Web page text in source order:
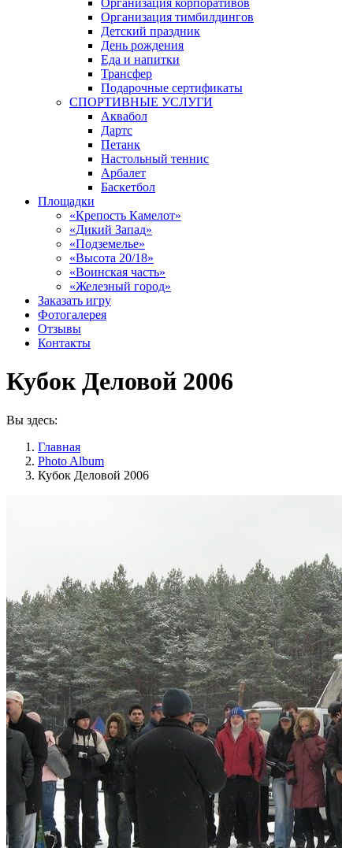
Организация корпоративов
Организация тимбилдингов
Детский праздник
День рождения
Еда и напитки
Трансфер
Подарочные сертификаты
СПОРТИВНЫЕ УСЛУГИ
Аквабол
Дартс
Петанк
Настольный теннис
Арбалет
Баскетбол
Площадки
«Крепость Камелот»
«Дикий Запад»
«Подземелье»
«Высота 20/18»
«Воинская часть»
«Железный город»
Заказать игру
Фотогалерея
Отзывы
Контакты
Кубок Деловой 2006
Вы здесь:
Главная
Photo Album
Кубок Деловой 2006